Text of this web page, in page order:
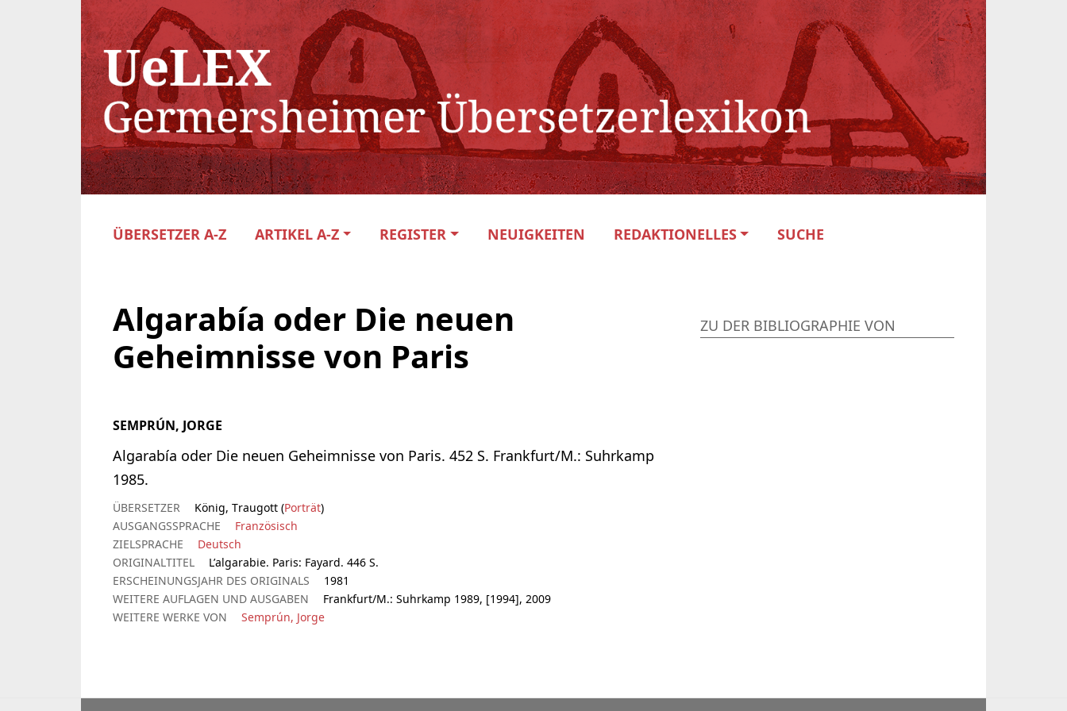
ÜBERSETZER A-Z ARTIKEL A-Z REGISTER NEUIGKEITEN REDAKTIONELLES SUCHE
Algarabía oder Die neuen
Geheimnisse von Paris
SEMPRÚN, JORGE
Algarabía oder Die neuen Geheimnisse von Paris. 452 S. Frankfurt/M.: Suhrkamp
1985.
ÜBERSETZER König, Traugott (Porträt)
AUSGANGSSPRACHE
Französisch
ZIELSPRACHE
Deutsch
ORIGINALTITEL
L’algarabie. Paris: Fayard. 446 S.
ERSCHEINUNGSJAHR DES ORIGINALS
1981
WEITERE AUFLAGEN UND AUSGABEN
Frankfurt/M.: Suhrkamp 1989, [1994], 2009
WEITERE WERKE VON
Semprún, Jorge
ZU DER BIBLIOGRAPHIE VON